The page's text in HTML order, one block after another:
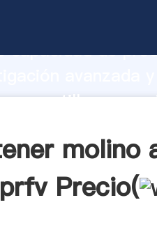
capacidad de
a martillos para
molino
prfv Precio(